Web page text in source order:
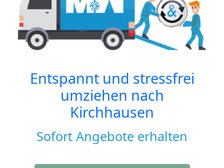
Entspannt und stressfrei
umziehen nach
Kirchhausen
Sofort Angebote erhalten